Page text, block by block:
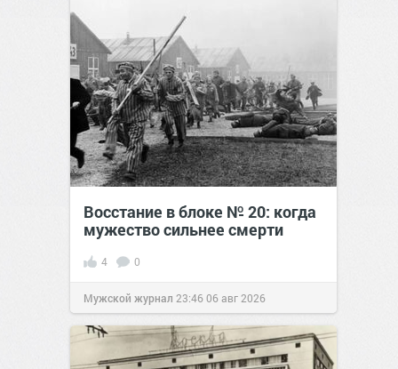
Восстание в блоке № 20: когда
мужество сильнее смерти
4 0
Мужской журнал 23:4606 авг 2026